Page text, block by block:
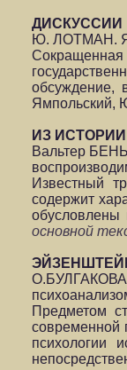
ДИСКУССИИ
Ю. ЛОТМАН.
обсуждение,
Ямпольский,
ИЗ
Вальтер
Известный
содержит
обусловлены
основной
Предметом
современной
психологии